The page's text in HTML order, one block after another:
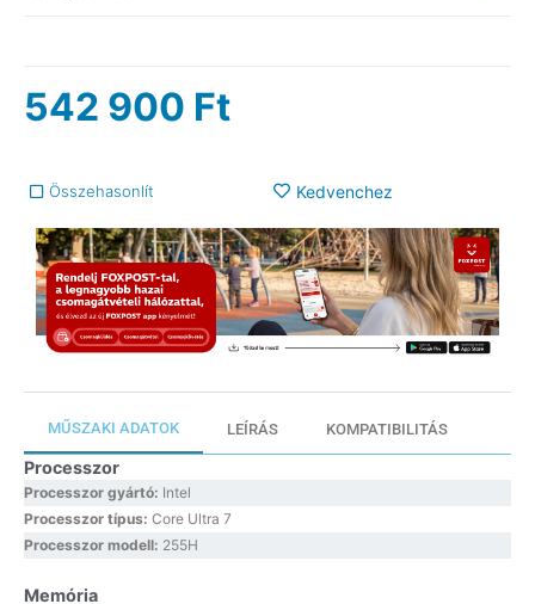
542 900 Ft
Összehasonlít Kedvenchez
MŰSZAKI ADATOK LEÍRÁS KOMPATIBILITÁS
Processzor
Processzor gyártó: Intel
Processzor típus: Core Ultra 7
Processzor modell: 255H
Memória